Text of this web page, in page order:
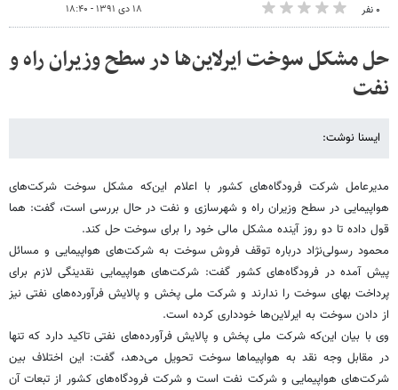
۰ نفر ۱۸ دی ۱۳۹۱ - ۱۸:۴۰
حل مشکل سوخت ایرلاین‌ها در سطح وزیران راه و
نفت
ایسنا نوشت:
مدیرعامل شرکت فرودگاه‌های کشور با اعلام این‌که مشکل سوخت شرکت‌های
هواپیمایی در سطح وزیران راه و شهرسازی و نفت در حال بررسی است، گفت: هما
قول داده تا دو روز آینده مشکل مالی خود را برای سوخت حل کند.
محمود رسولی‌نژاد درباره توقف فروش سوخت به شرکت‌های هواپیمایی و مسائل
پیش آمده در فرودگاه‌های کشور گفت: شرکت‌های هواپیمایی نقدینگی لازم برای
پرداخت بهای سوخت را ندارند و شرکت ملی پخش و پالایش فرآورده‌های نفتی نیز
از دادن سوخت به ایرلاین‌ها خودداری کرده است.
وی با بیان این‌که شرکت ملی پخش و پالایش فرآورده‌های نفتی تاکید دارد که تنها
در مقابل وجه نقد به هواپیماها سوخت تحویل می‌دهد، گفت: این اختلاف بین
شرکت‌های هواپیمایی و شرکت نفت است و شرکت فرودگاه‌های کشور از تبعات آن